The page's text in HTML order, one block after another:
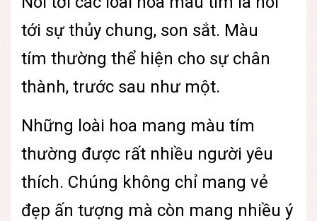
tới sự thủy chung, son sắt. Màu
tím thường thể hiện cho sự chân
thành, trước sau như một.
Những loài hoa mang màu tím
thường được rất nhiều người yêu
thích. Chúng không chỉ mang vẻ
đẹp ấn tượng mà còn mang nhiều ý